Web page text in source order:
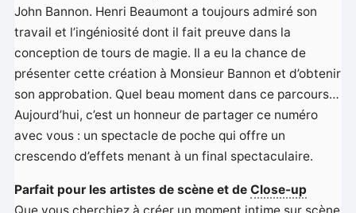
John Bannon. Henri Beaumont a toujours admiré son
travail et l’ingéniosité dont il fait preuve dans la
conception de tours de magie. Il a eu la chance de
présenter cette création à Monsieur Bannon et d’obtenir
son approbation. Quel beau moment dans ce parcours…
Aujourd’hui, c’est un honneur de partager ce numéro
avec vous : un spectacle de poche qui offre un
crescendo d’effets menant à un final spectaculaire.
Parfait pour les artistes de scène et deClose-up